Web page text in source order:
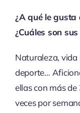
¿A qué le gusta
¿Cuáles son
Naturaleza, vida
deporte…
ellas con más
veces por